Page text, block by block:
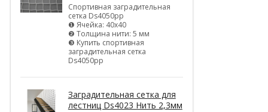
Спортивная заградительная
сетка Ds4050pp
❶ Ячейка: 40х40
❷ Толщина нити: 5 мм
❸ Купить спортивная
заградительная сетка
Ds4050pp
Заградительная сетка для
лестниц Ds4023 Нить 2,3мм